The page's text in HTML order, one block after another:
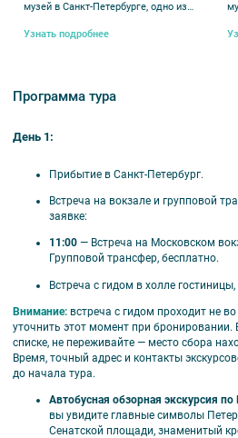
🗺️ В программе тура
Достопримечательности:
собор; Нижний парк
Летний сад; Эрмитаж.
Экскурсии:автобусная
Петербург»; автобусная
Петергофской дороге»;
«Сады и парки
🎟️ В стоимость тура
музей в Санкт-Петербурге, одно из
рода.
Узнать подробнее
Программа тура
День 1:
Прибытие в Санкт-Петербург.
Встреча на вокзале и групповой
заявке:
11:00 — Встреча на Московском
Групповой трансфер, бесплатно.
Встреча с гидом в холле
Внимание: встреча с гидом проходит не
уточнить этот момент при бронировании.
списке, не переживайте — место сбора
Время, точный адрес и контакты
до начала тура.
Автобусная обзорная экскурсия по
вы увидите главные символы
Сенатской площади, знаменитый